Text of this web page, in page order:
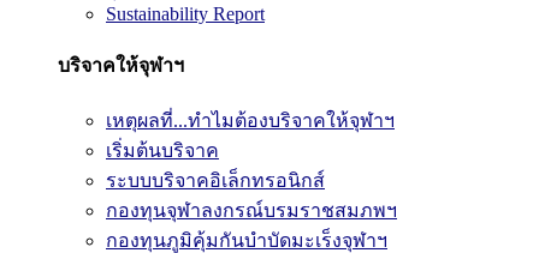
Sustainability Report
บริจาคให้จุฬาฯ
เหตุผลที่...ทำไมต้องบริจาคให้จุฬาฯ
เริ่มต้นบริจาค
ระบบบริจาคอิเล็กทรอนิกส์
กองทุนจุฬาลงกรณ์บรมราชสมภพฯ
กองทุนภูมิคุ้มกันบำบัดมะเร็งจุฬาฯ